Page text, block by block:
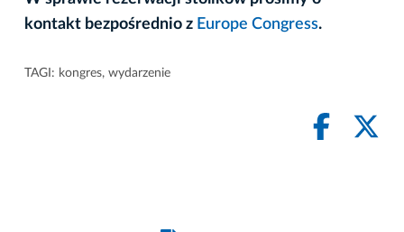
kontakt bezpośrednio z Europe Congress.
TAGI: kongres, wydarzenie